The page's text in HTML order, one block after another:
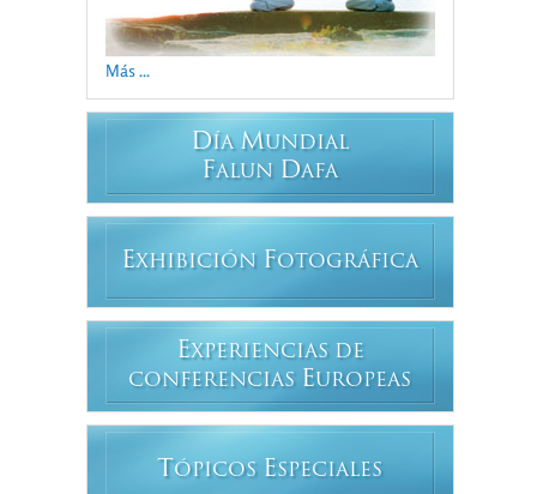
Más ...
DÍA MUNDIAL
FALUN DAFA
EXHIBICIÓN FOTOGRÁFICA
EXPERIENCIAS DE
CONFERENCIAS EUROPEAS
T ÓPICOS ESPECIALES